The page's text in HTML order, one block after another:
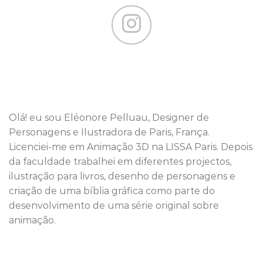
Olá! eu sou Eléonore Pelluau, Designer de
Personagens e Ilustradora de Paris, França.
Licenciei-me em Animação 3D na LISSA Paris. Depois
da faculdade trabalhei em diferentes projectos,
ilustração para livros, desenho de personagens e
criação de uma bíblia gráfica como parte do
desenvolvimento de uma série original sobre
animação.